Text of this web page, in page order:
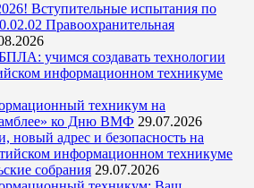
Вступительные испытания по
Правоохранительная
учимся создавать технологии
информационном техникуме
техникум на
ко Дню ВМФ 29.07.2026
новый адрес и безопасность на
информационном техникуме
собрания 29.07.2026